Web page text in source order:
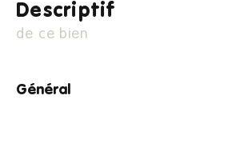
descriptif
de ce bien
Général